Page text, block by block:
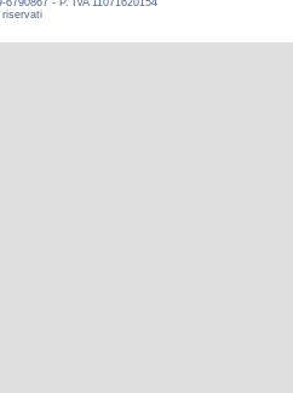
- P. IVA 11071620154
riservati